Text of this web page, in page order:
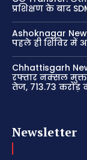
प्रशिक्षण के बाद
Ashoknagar
पहले ही शिविर में
Chhattisgarh
रफ्तार नक्सल
तेज, 713.73 करोड़
Newsletter